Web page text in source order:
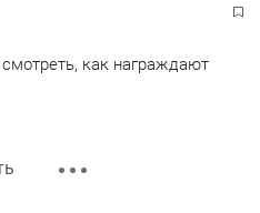
как награждают